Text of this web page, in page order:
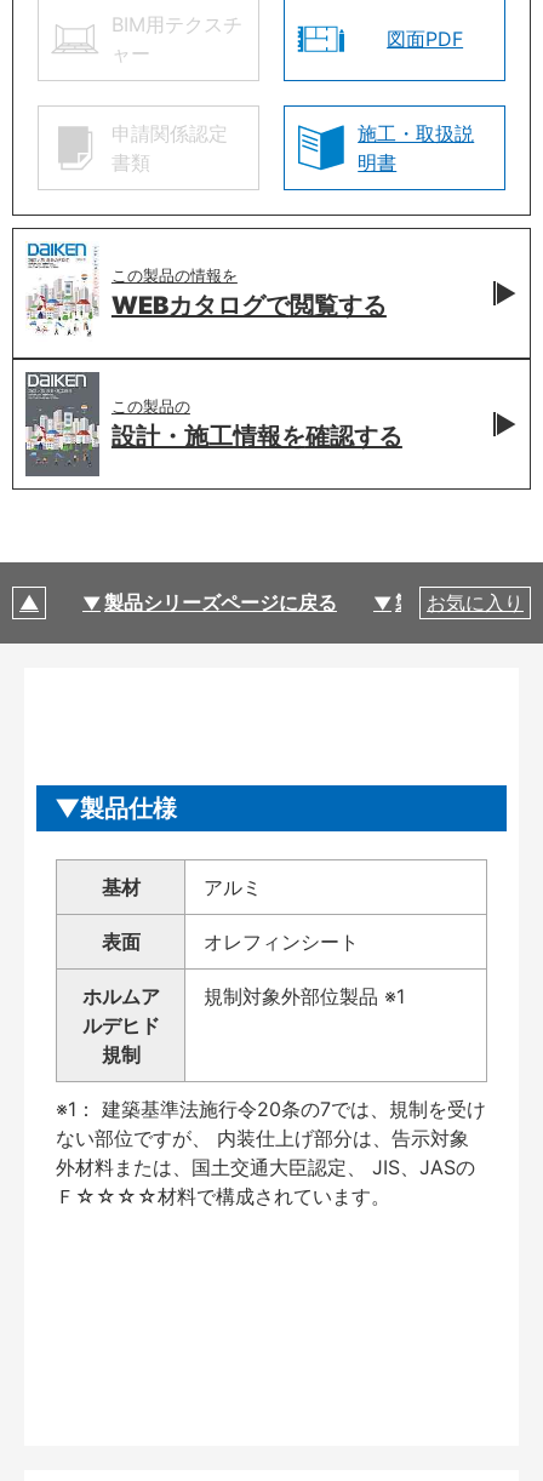
BIM用テクスチ
ャー
図面PDF
申請関係認定
書類
施工・取扱説
明書
この製品の情報を
WEBカタログで閲覧する
この製品の
設計・施工情報を確認する
製品シリーズページに戻る 製品仕様
お気に入り
製品仕様
基材 アルミ
表面 オレフィンシート
ホルムア
ルデヒド
規制
規制対象外部位製品 ※1
※1： 建築基準法施行令20条の7では、規制を受け
ない部位ですが、 内装仕上げ部分は、告示対象
外材料または、国土交通大臣認定、 JIS、JASの
Ｆ☆☆☆☆材料で構成されています。